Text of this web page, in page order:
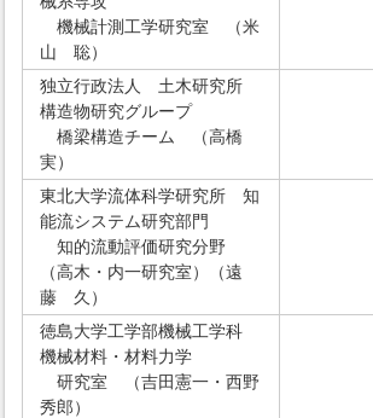
機械計測工学研究室 （米
山 聡）
独立行政法人 土木研究所
構造物研究グループ
橋梁構造チーム （高橋
実）
東北大学流体科学研究所 知
能流システム研究部門
知的流動評価研究分野
（高木・内一研究室）（遠
藤 久）
徳島大学工学部機械工学科
機械材料・材料力学
研究室 （吉田憲一・西野
秀郎）